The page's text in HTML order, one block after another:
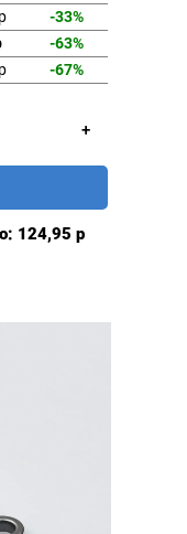
-33%
-63%
-67%
+
124,95 р